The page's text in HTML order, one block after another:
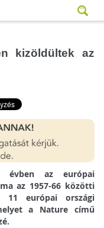
kizöldültek az
évben az európai
az 1957-66 közötti
európai országi
a Nature című